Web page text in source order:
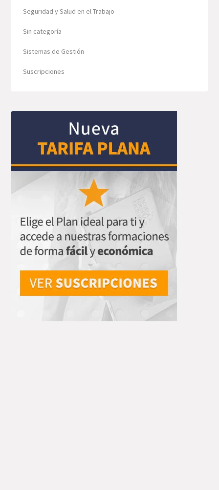
Seguridad y Salud en el Trabajo
Sin categoría
Sistemas de Gestión
Suscripciones